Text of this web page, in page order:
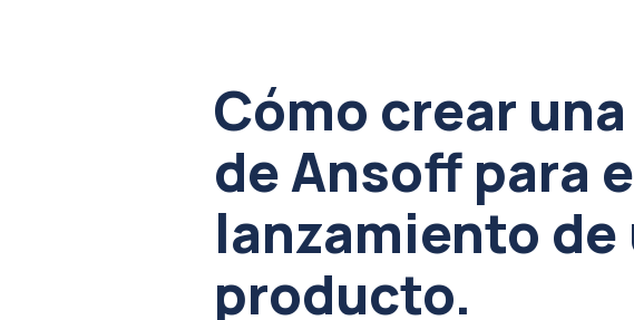
Cómo crear
de Ansoff para
lanzamiento de
producto.